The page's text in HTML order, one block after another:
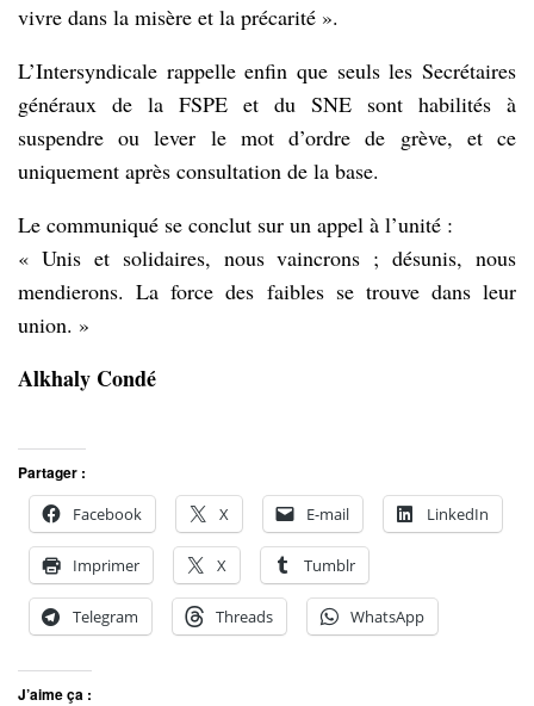
vivre dans la misère et la précarité ».
L’Intersyndicale rappelle enfin que seuls les Secrétaires
généraux de la FSPE et du SNE sont habilités à
suspendre ou lever le mot d’ordre de grève, et ce
uniquement après consultation de la base.
Le communiqué se conclut sur un appel à l’unité :
« Unis et solidaires, nous vaincrons ; désunis, nous
mendierons. La force des faibles se trouve dans leur
union. »
Alkhaly Condé
Partager :
Facebook
X E-mail LinkedIn
Imprimer X Tumblr
Telegram Threads WhatsApp
J’aime ça :